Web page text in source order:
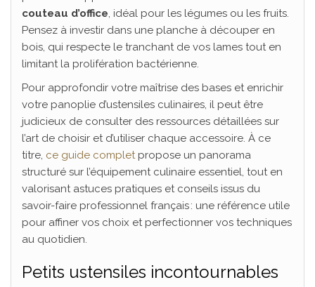
couteau d’office, idéal pour les légumes ou les fruits.
Pensez à investir dans une planche à découper en
bois, qui respecte le tranchant de vos lames tout en
limitant la prolifération bactérienne.
Pour approfondir votre maîtrise des bases et enrichir
votre panoplie d’ustensiles culinaires, il peut être
judicieux de consulter des ressources détaillées sur
l’art de choisir et d’utiliser chaque accessoire. À ce
titre, ce guide completpropose un panorama
structuré sur l’équipement culinaire essentiel, tout en
valorisant astuces pratiques et conseils issus du
savoir-faire professionnel français : une référence utile
pour affiner vos choix et perfectionner vos techniques
au quotidien.
Petits ustensiles incontournables